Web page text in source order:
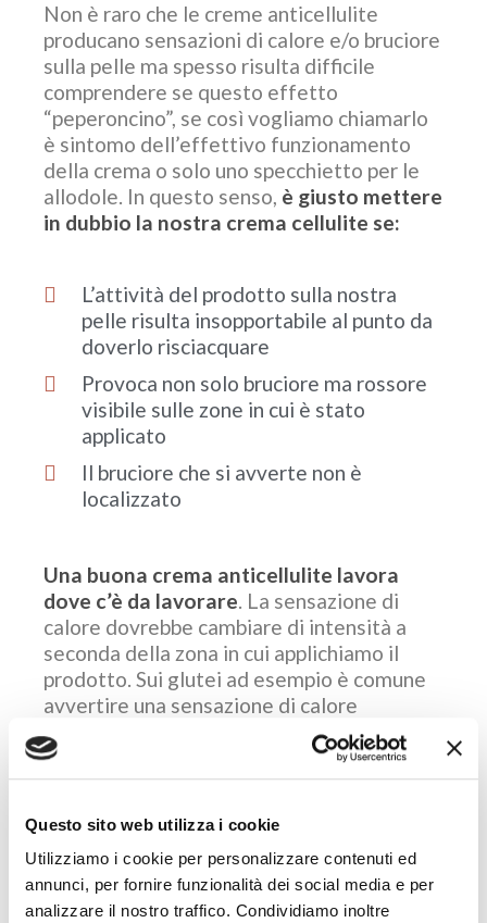
Questo sito web utilizza i cookie
Utilizziamo i cookie per personalizzare contenuti ed
annunci, per fornire funzionalità dei social media e per
analizzare il nostro traffico. Condividiamo inoltre
Non è raro che le creme anticellulite
producano sensazioni di calore e/o bruciore
sulla pelle ma spesso risulta difficile
comprendere se questo effetto
“peperoncino”, se così vogliamo chiamarlo
è sintomo dell’effettivo funzionamento
della crema o solo uno specchietto per le
allodole. In questo senso, è giusto mettere
in dubbio la nostra crema cellulite se:
L’attività del prodotto sulla nostra
pelle risulta insopportabile al punto da
doverlo risciacquare
Provoca non solo bruciore ma rossore
visibile sulle zone in cui è stato
applicato
Il bruciore che si avverte non è
localizzato
Una buona crema anticellulite lavora
dove c’è da lavorare. La sensazione di
calore dovrebbe cambiare di intensità a
seconda della zona in cui applichiamo il
prodotto. Sui glutei ad esempio è comune
avvertire una sensazione di calore
maggiore rispetto a quella che si può
percepire sugli stinchi o zone del nostro
corpo che presentano poca o nulla cellulite.
Se ti interessa approfondire questo
argomento puoi leggere l’articolo:“Quando
la crema anticellulite brucia”